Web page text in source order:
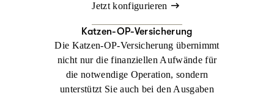
Jetzt konfigurieren
Katzen-OP-Versicherung
Die Katzen-OP-Versicherung übernimmt
nicht nur die finanziellen Aufwände für
die notwendige Operation, sondern
unterstützt Sie auch bei den Ausgaben